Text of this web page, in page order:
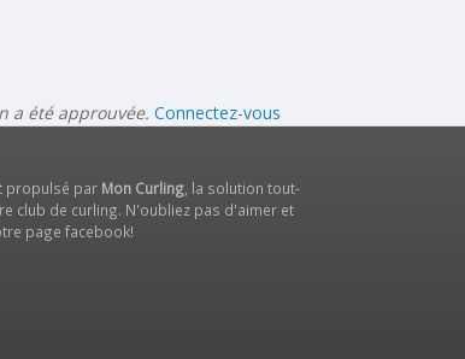
a été approuvée. Connectez-vous
propulsé par Mon Curling, la solution tout-
club de curling. N'oubliez pas d'aimer et
page facebook!